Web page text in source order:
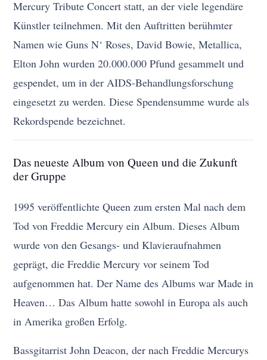
Mercury Tribute Concert statt, an der viele legendäre
Künstler teilnehmen. Mit den Auftritten berühmter
Namen wie Guns N‘ Roses, David Bowie, Metallica,
Elton John wurden 20.000.000 Pfund gesammelt und
gespendet, um in der AIDS-Behandlungsforschung
eingesetzt zu werden. Diese Spendensumme wurde als
Rekordspende bezeichnet.
Das neueste Album von Queen und die Zukunft
der Gruppe
1995 veröffentlichte Queen zum ersten Mal nach dem
Tod von Freddie Mercury ein Album. Dieses Album
wurde von den Gesangs- und Klavieraufnahmen
geprägt, die Freddie Mercury vor seinem Tod
aufgenommen hat. Der Name des Albums war Made in
Heaven… Das Album hatte sowohl in Europa als auch
in Amerika großen Erfolg.
Bassgitarrist John Deacon, der nach Freddie Mercurys